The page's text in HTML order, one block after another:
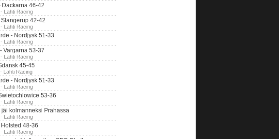
Dackarna 46-42
Lahti Racing
Slangerup 42-42
Lahti Racing
- Nordjysk 51-33
Lahti Racing
Vargarna 53-37
Lahti Racing
45-45
Lahti Racing
- Nordjysk 51-33
Lahti Racing
53-36
Lahti Racing
jäi kolmanneksi Prahassa
Lahti Racing
Holsted 48-36
Lahti Racing